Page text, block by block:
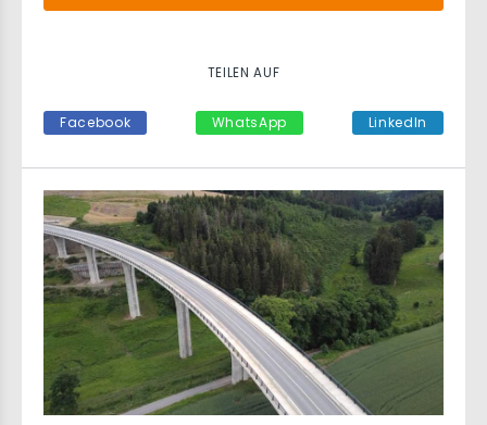
TEILEN AUF
Facebook WhatsApp LinkedIn